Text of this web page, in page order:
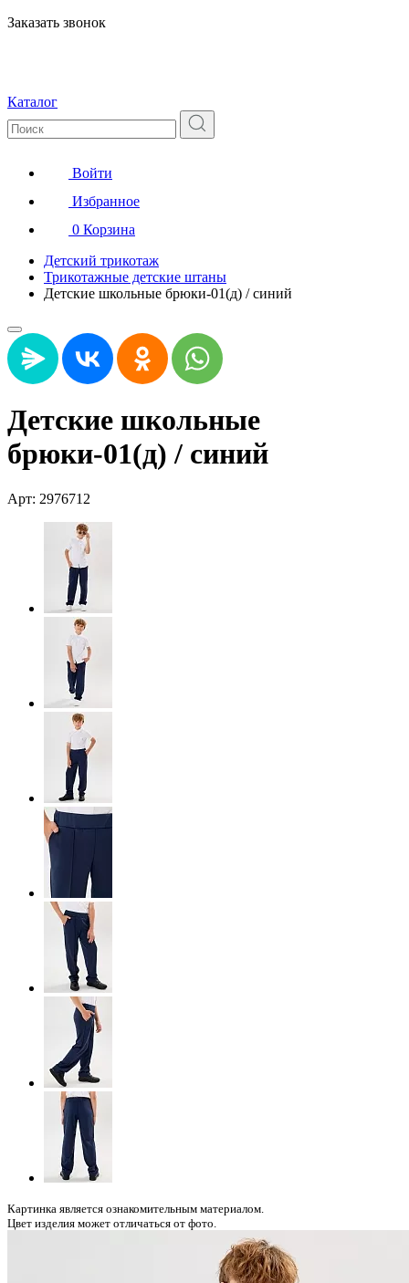
Заказать звонок
Каталог
Войти
Избранное
0 Корзина
Детский трикотаж
Трикотажные детские штаны
Детские школьные брюки-01(д) / синий
Детские школьные
брюки-01(д) / синий
Арт: 2976712
Картинка является ознакомительным материалом.
Цвет изделия может отличаться от фото.